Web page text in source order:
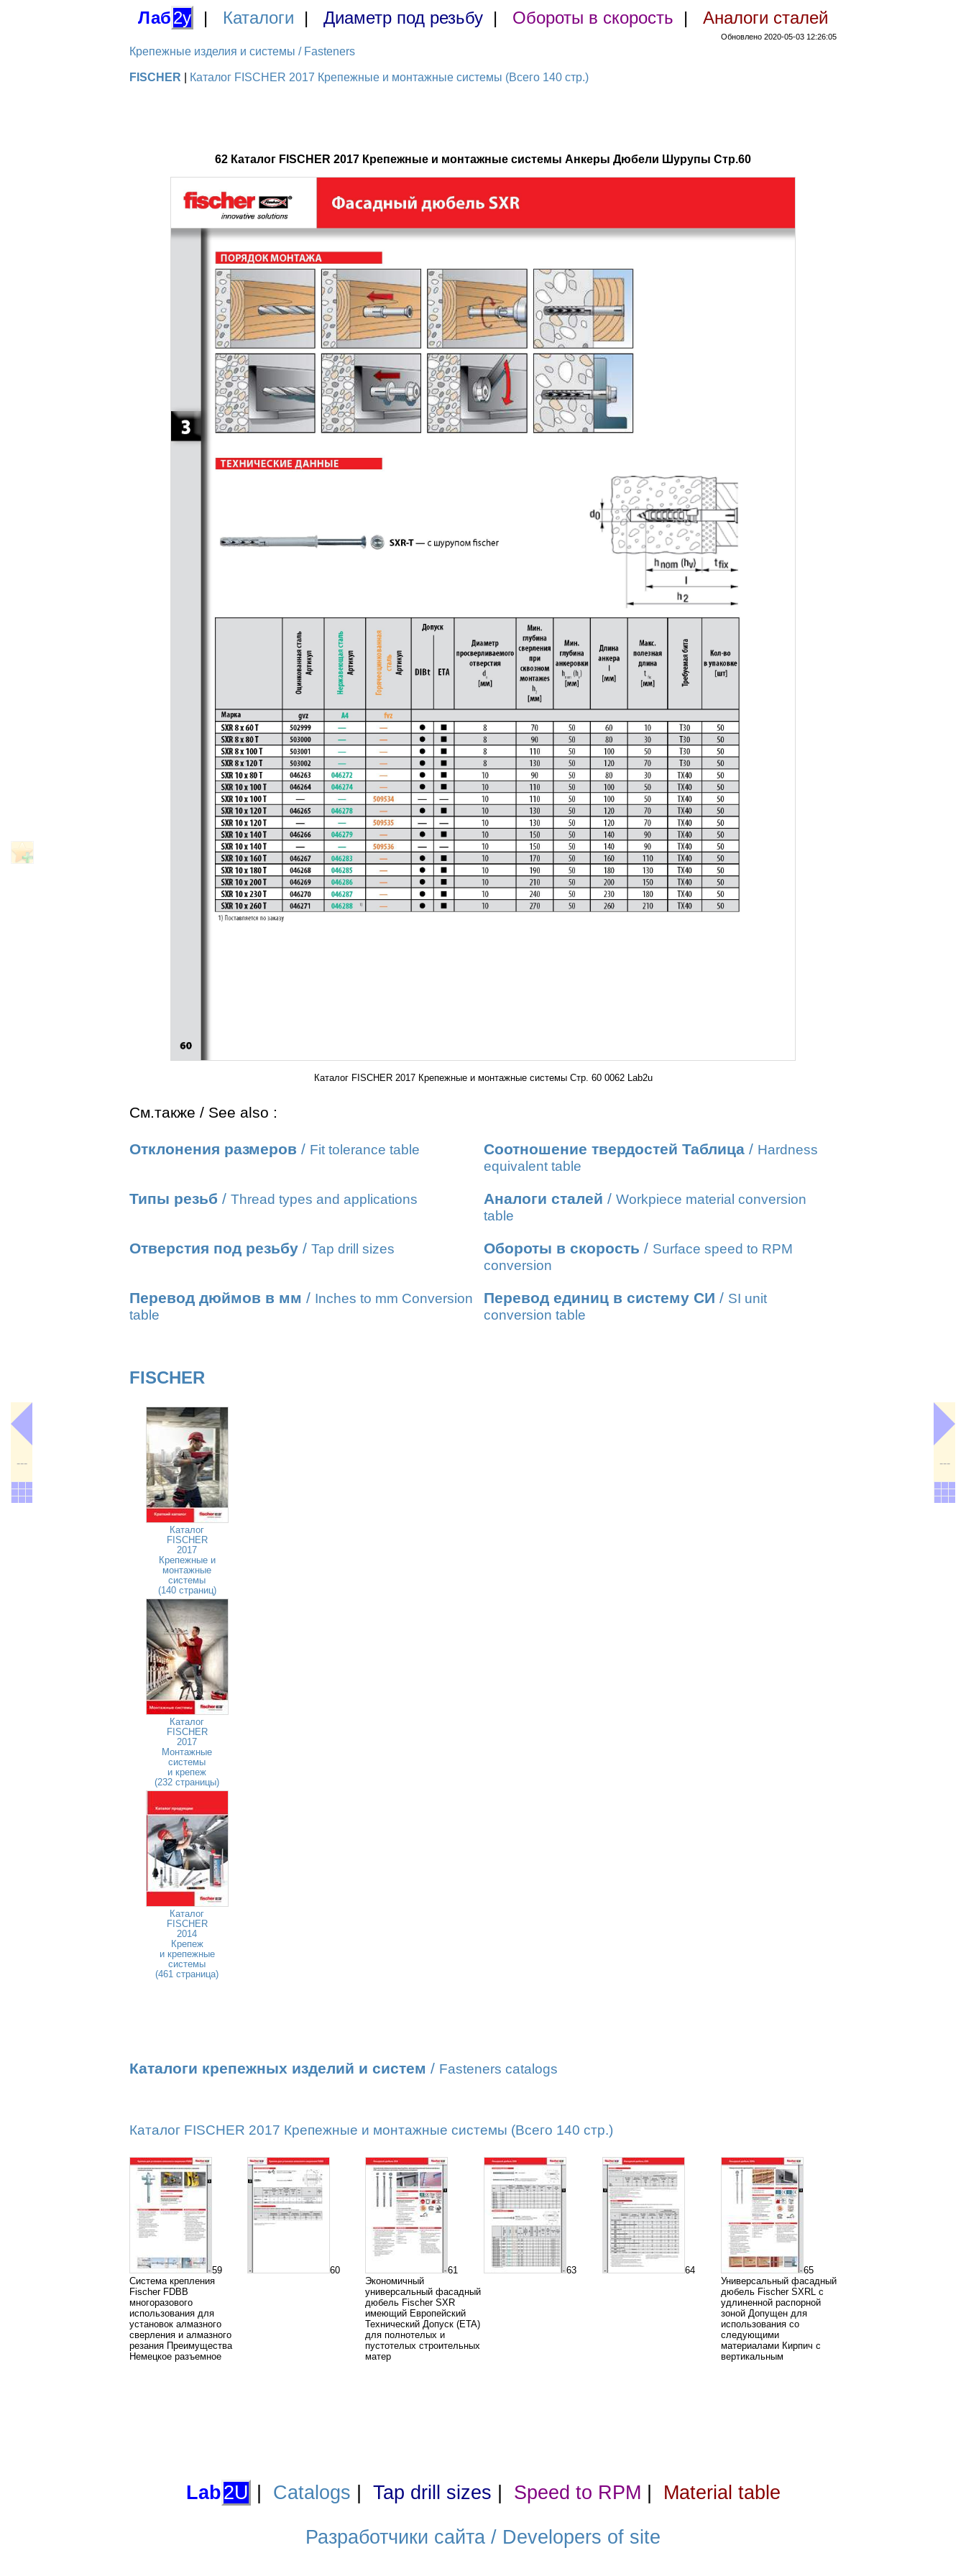
Лаб2у | Каталоги | Диаметр под резьбу | Обороты в скорость | Аналоги сталей
Обновлено 2020-05-03 12:26:05
Крепежные изделия и системы / Fasteners
FISCHER Каталог FISCHER 2017 Крепежные и монтажные системы (Всего 140 стр.)
62 Каталог FISCHER 2017 Крепежные и монтажные системы Анкеры Дюбели Шурупы Стр.60
Каталог FISCHER 2017 Крепежные и монтажные системы Стр. 60 0062 Lab2u
См.также / See also :
Отклонения размеров / Fit tolerance table Соотношение твердостей Таблица / Hardness
equivalent table
Типы резьб / Thread types and applications Аналоги сталей / Workpiece material conversion
table
Отверстия под резьбу / Tap drill sizes Обороты в скорость / Surface speed to RPM
conversion
Перевод дюймов в мм / Inches to mm Conversion
table
Перевод единиц в систему СИ / SI unit
conversion table
FISCHER
Каталог
FISCHER
2017
Крепежные и
монтажные
системы
(140 страниц)
Каталог
FISCHER
2017
Монтажные
системы
и крепеж
(232 страницы)
Каталог
FISCHER
2014
Крепеж
и крепежные
системы
(461 страница)
Каталоги крепежных изделий и систем / Fasteners catalogs
Каталог FISCHER 2017 Крепежные и монтажные системы (Всего 140 стр.)
59
Система крепления
Fischer FDBB
многоразового
использования для
установок алмазного
сверления и алмазного
резания Преимущества
Немецкое разъемное
60
61
Экономичный
универсальный фасадный
дюбель Fischer SXR
имеющий Европейский
Технический Допуск (ETA)
для полнотелых и
пустотелых строительных
матер
63 64
65
Универсальный фасадный
дюбель Fischer SXRL с
удлиненной распорной
зоной Допущен для
использования со
следующими
материалами Кирпич с
вертикальным
--- ---
Lab2U Catalogs Tap drill sizes Speed to RPM Material table
Разработчики сайта / Developers of site